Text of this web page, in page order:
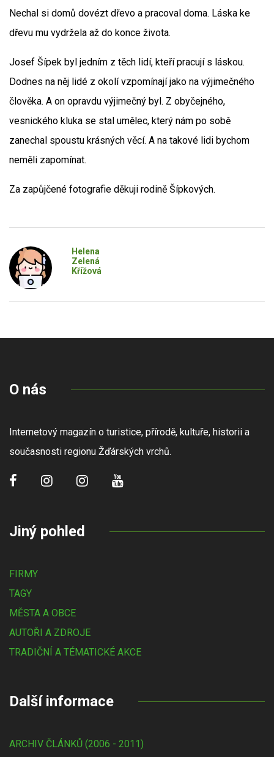
Nechal si domů dovézt dřevo a pracoval doma. Láska ke
dřevu mu vydržela až do konce života.
Josef Šípek byl jedním z těch lidí, kteří pracují s láskou.
Dodnes na něj lidé z okolí vzpomínají jako na výjimečného
člověka. A on opravdu výjimečný byl. Z obyčejného,
vesnického kluka se stal umělec, který nám po sobě
zanechal spoustu krásných věcí. A na takové lidi bychom
neměli zapomínat.
Za zapůjčené fotografie děkuji rodině Šípkových.
Helena
Zelená
Křížová
O nás
Internetový magazín o turistice, přírodě, kultuře, historii a
současnosti regionu Žďárských vrchů.
Jiný pohled
FIRMY
TAGY
MĚSTA A OBCE
AUTOŘI A ZDROJE
TRADIČNÍ A TÉMATICKÉ AKCE
Další informace
ARCHIV ČLÁNKŮ (2006 - 2011)